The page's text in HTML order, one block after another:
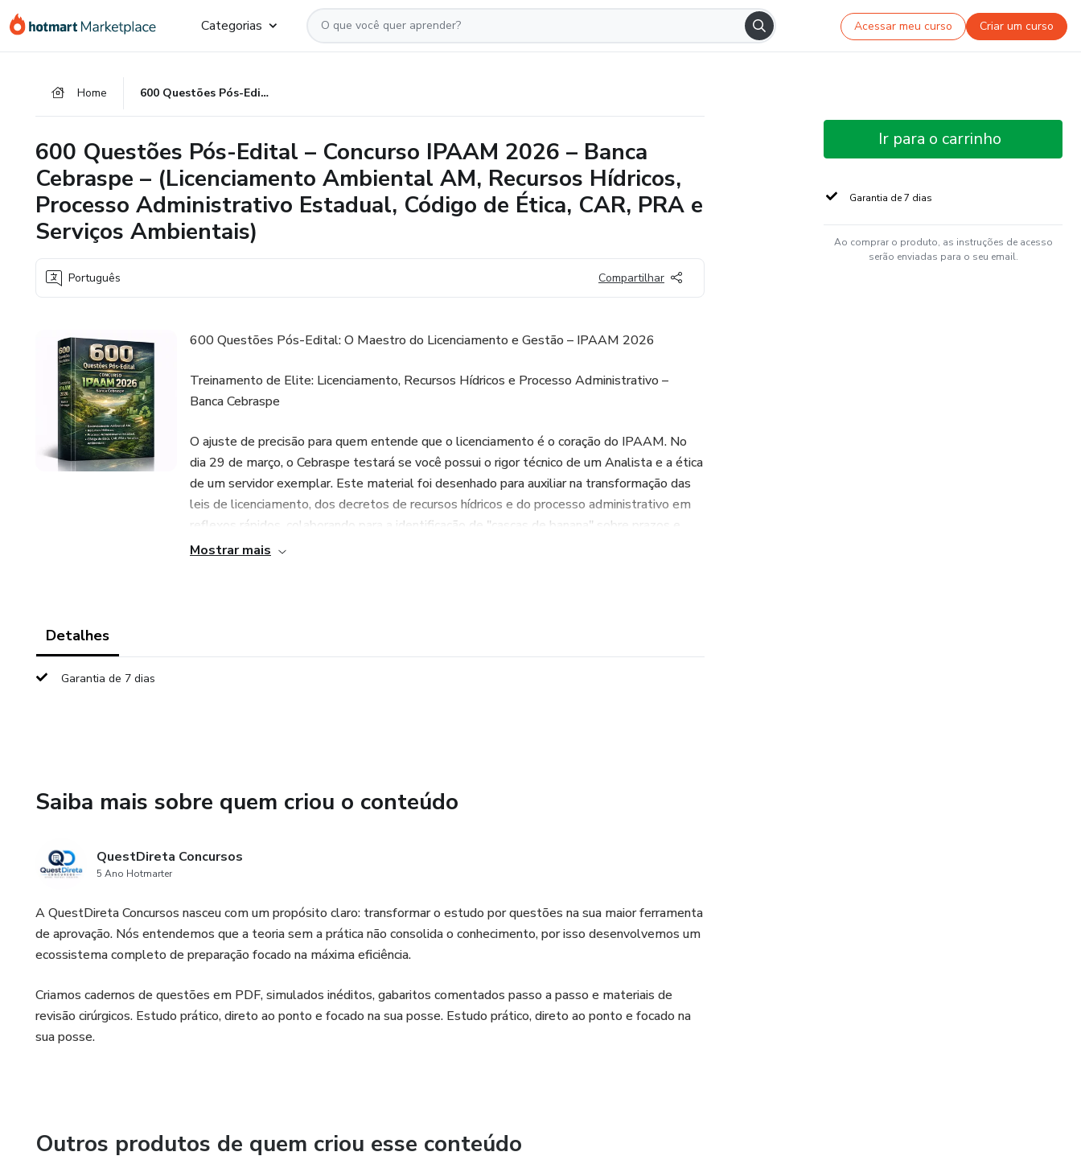
para
para
para
Categorias Acessar meu curso Criar um curso
Home 600 Questões Pós-Edital – Concurso IPAAM 2026 – Banca Cebraspe – (Licenciamento Ambiental AM, Recursos Hídricos, Processo Administrativo Estadual, Código de Ética, CAR, PRA e Serviços Ambientais)
600 Questões Pós-Edital – Concurso IPAAM 2026 – Banca
Cebraspe – (Licenciamento Ambiental AM, Recursos Hídricos,
Processo Administrativo Estadual, Código de Ética, CAR, PRA e
Serviços Ambientais)
Português Compartilhar
600 Questões Pós-Edital: O Maestro do Licenciamento e Gestão – IPAAM 2026
Treinamento de Elite: Licenciamento, Recursos Hídricos e Processo Administrativo –
Banca Cebraspe
O ajuste de precisão para quem entende que o licenciamento é o coração do IPAAM. No
dia 29 de março, o Cebraspe testará se você possui o rigor técnico de um Analista e a ética
de um servidor exemplar. Este material foi desenhado para auxiliar na transformação das
leis de licenciamento, dos decretos de recursos hídricos e do processo administrativo em
reflexos rápidos, colaborando para a identificação de "cascas de banana" sobre prazos e
ritos procedimentais em segundos.
(Licenciamento Ambiental no AM) e a Lei nº 3.167/2007 (Recursos Hídricos). Foco total
nos tipos de licenças (LP, LI, LO), taxas, infrações e o regime de outorga de águas.
⚖️ Processo Administrativo e Ética (200 Qs): Domínio sobre o rito da Lei nº 2.794/2003 e
casos práticos.
🛡️ Regulamentação e Serviços Ambientais (200 Qs): Foco nos Decretos nº 28.678/2009,
ambientais e os instrumentos de gestão hídrica, essenciais para quem busca salários de até
R$ 11.692,22.
Mostrar mais
Detalhes
Garantia de 7 dias
Saiba mais sobre quem criou o conteúdo
QuestDireta Concursos
5 Ano Hotmarter
A QuestDireta Concursos nasceu com um propósito claro: transformar o estudo por questões na sua maior ferramenta
de aprovação. Nós entendemos que a teoria sem a prática não consolida o conhecimento, por isso desenvolvemos um
ecossistema completo de preparação focado na máxima eficiência.
Criamos cadernos de questões em PDF, simulados inéditos, gabaritos comentados passo a passo e materiais de
revisão cirúrgicos. Estudo prático, direto ao ponto e focado na sua posse. Estudo prático, direto ao ponto e focado na
sua posse.
Outros produtos de quem criou esse conteúdo
Ir para o carrinho
Garantia de 7 dias
Ao comprar o produto, as instruções de acesso
serão enviadas para o seu email.